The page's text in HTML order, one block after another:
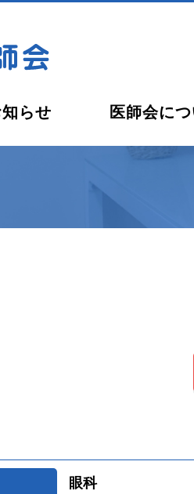
らせ 医師会に
開業をお考えの
西宮市医師会診
・夜間の救急当番
眼科